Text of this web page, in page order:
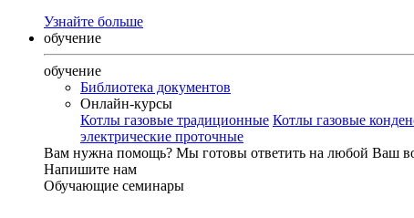
Узнайте больше
обучение
обучение
Библиотека документов
Онлайн-курсы
Котлы газовые традиционные Котлы газовые
электрические проточные
Вам нужна помощь? Мы готовы ответить на любой Ваш
Напишите нам
Обучающие семинары